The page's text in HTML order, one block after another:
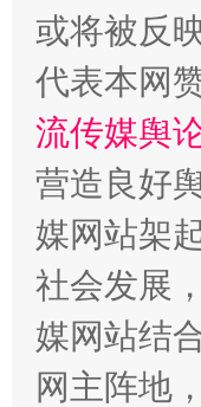
千年窑
或将被反
代表本网
流传媒舆
营造良好
媒网站架
社会发展
媒网站结
网主阵地